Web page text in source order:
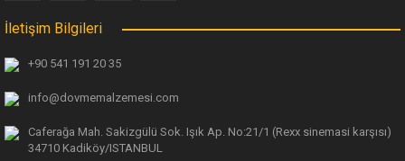
İletişim Bilgileri
+90 541 191 20 35
info@dovmemalzemesi.com
Caferağa Mah. Sakizgülü Sok. Işık Ap. No:21/1 (Rexx sinemasi karşısı)
34710 Kadiköy/ISTANBUL